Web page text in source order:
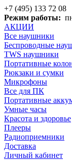
+7 (495) 133 72 08
Режим работы:
АКЦИИ
Все наушники
Беспроводные
TWS наушники
Портативные
Рюкзаки и сумки
Микрофоны
Все для ПК
Портативные
Умные часы
Красота и здоровье
Плееры
Радиоприемники
Доставка
Личный кабинет